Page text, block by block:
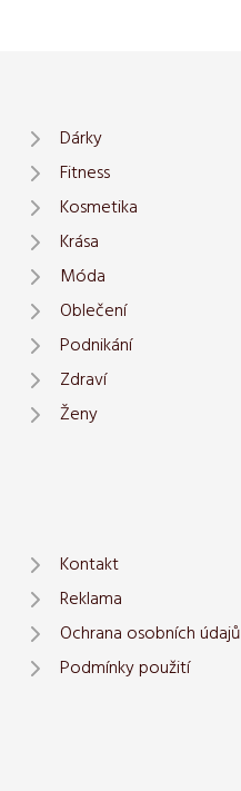
Dárky
Fitness
Kosmetika
Krása
Móda
Oblečení
Podnikání
Zdraví
Ženy
Kontakt
Reklama
Ochrana osobních údajů
Podmínky použití